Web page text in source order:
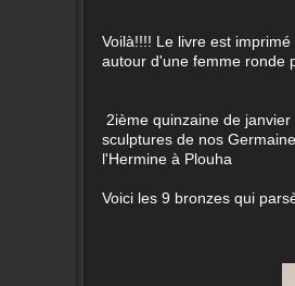
Voilà!!!! Le livre est
autour d'une femme ronde
2ième quinzaine de
sculptures de nos
l'Hermine à Plouha
Voici les 9 bronzes qui